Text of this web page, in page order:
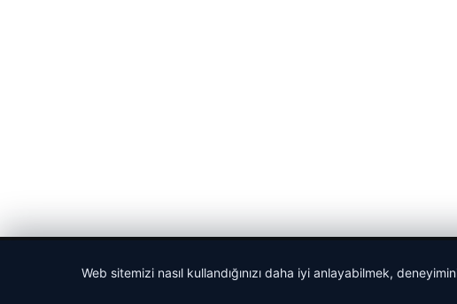
Web sitemizi nasıl kullandığınızı daha iyi anlayabilmek,